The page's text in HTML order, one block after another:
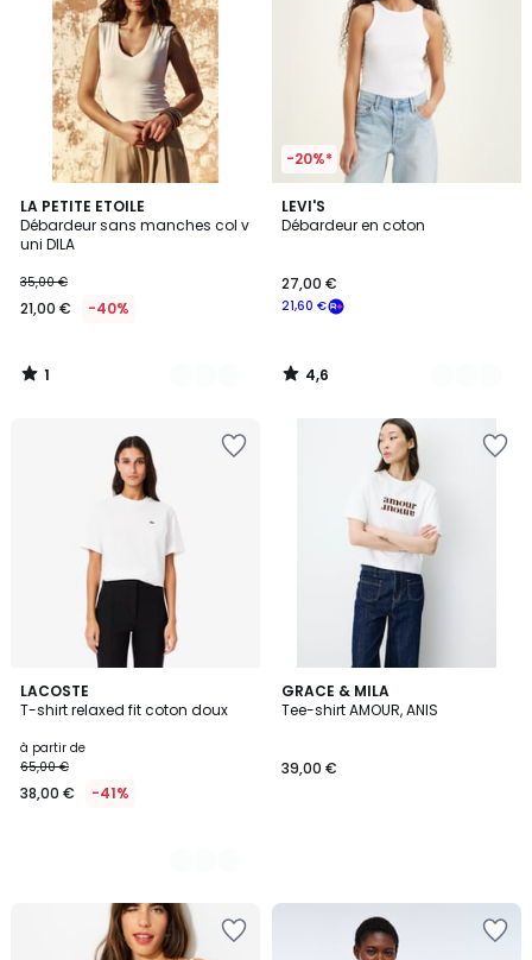
LA PETITE ETOILE
Débardeur sans manches col v
uni DILA
35,00 €
21,00 € -40%
1
/
5
3
Couleurs
1
/
-20%*
LEVI'S
Débardeur en coton
21,60 €
27,00 €
4,6
/ 5
2
Couleurs
4,6
/
LACOSTE
T-shirt relaxed fit coton doux
à partir de
65,00 €
38,00 € -41%
12
Couleurs
GRACE & MILA
Tee-shirt AMOUR, ANIS
39,00 €